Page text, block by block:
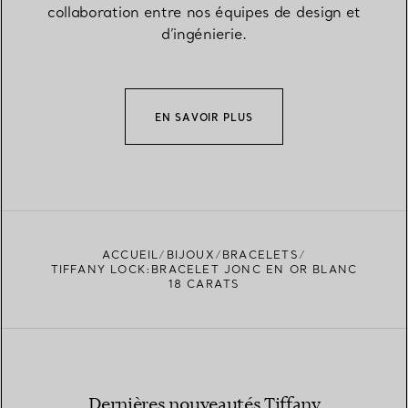
collaboration entre nos équipes de design et
d’ingénierie.
EN SAVOIR PLUS
ACCUEIL BIJOUX
BRACELETS
TIFFANY LOCK:BRACELET JONC EN OR BLANC
18 CARATS